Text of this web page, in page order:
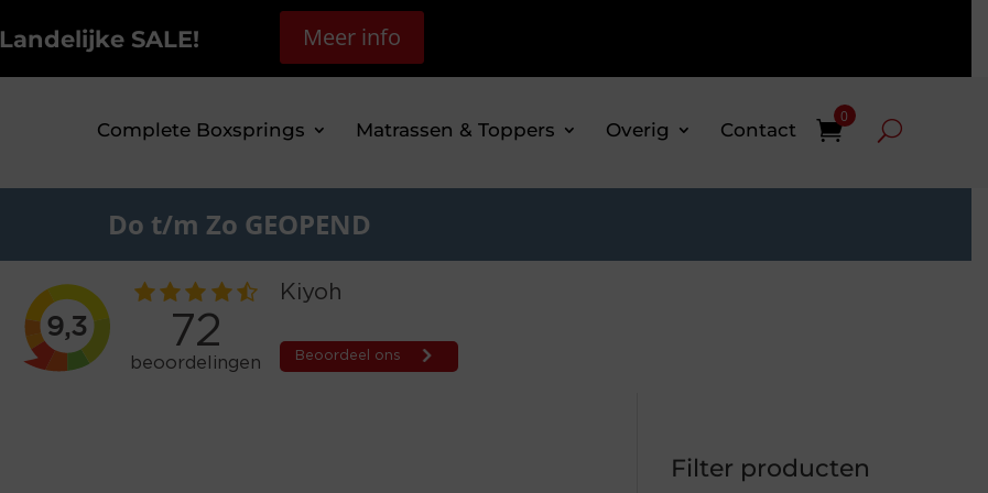
Landelijke SALE! Meer info
Complete Boxsprings Matrassen & Toppers Overig Contact
0
Do t/m Zo GEOPEND
Filter producten